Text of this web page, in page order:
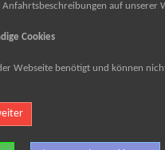
auf unserer
Cookies
Webseite benötigt und können